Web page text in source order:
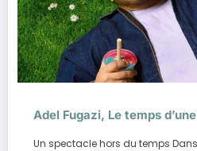
Adel Fugazi, Le temps
Un spectacle hors du temps